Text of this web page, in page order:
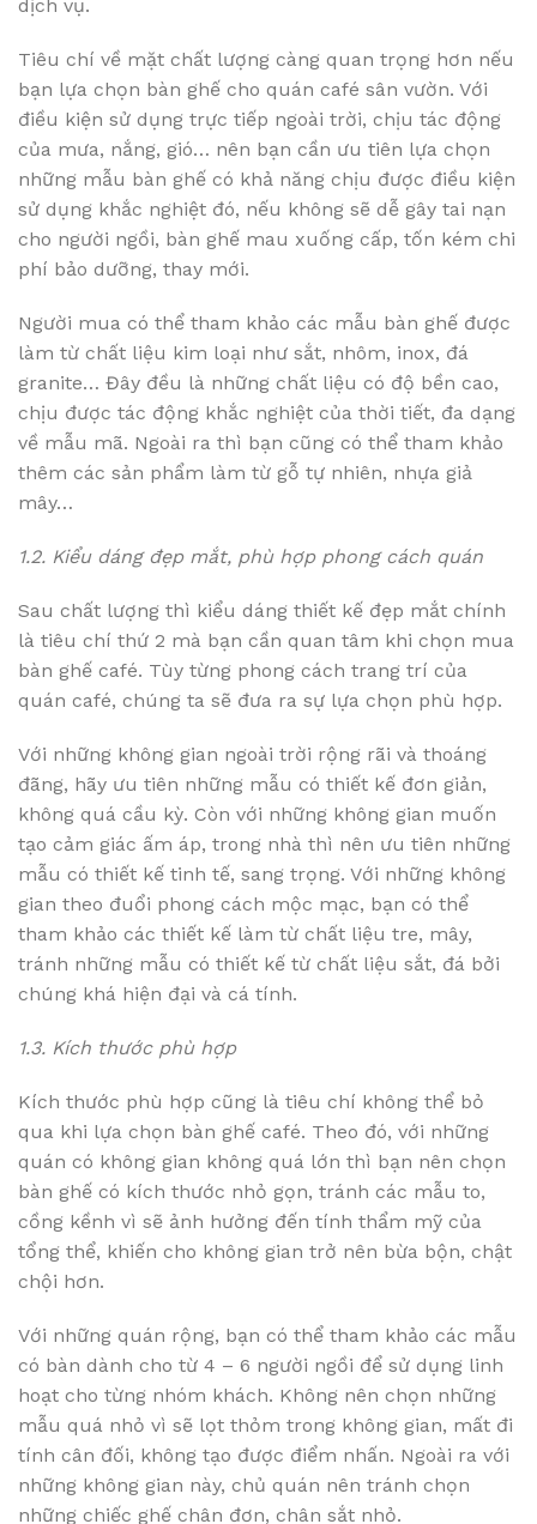
dịch vụ.
Tiêu chí về mặt chất lượng càng quan trọng hơn nếu
bạn lựa chọn bàn ghế cho quán café sân vườn. Với
điều kiện sử dụng trực tiếp ngoài trời, chịu tác động
của mưa, nắng, gió… nên bạn cần ưu tiên lựa chọn
những mẫu bàn ghế có khả năng chịu được điều kiện
sử dụng khắc nghiệt đó, nếu không sẽ dễ gây tai nạn
cho người ngồi, bàn ghế mau xuống cấp, tốn kém chi
phí bảo dưỡng, thay mới.
Người mua có thể tham khảo các mẫu bàn ghế được
làm từ chất liệu kim loại như sắt, nhôm, inox, đá
granite… Đây đều là những chất liệu có độ bền cao,
chịu được tác động khắc nghiệt của thời tiết, đa dạng
về mẫu mã. Ngoài ra thì bạn cũng có thể tham khảo
thêm các sản phẩm làm từ gỗ tự nhiên, nhựa giả
mây…
1.2. Kiểu dáng đẹp mắt, phù hợp phong cách quán
Sau chất lượng thì kiểu dáng thiết kế đẹp mắt chính
là tiêu chí thứ 2 mà bạn cần quan tâm khi chọn mua
bàn ghế café. Tùy từng phong cách trang trí của
quán café, chúng ta sẽ đưa ra sự lựa chọn phù hợp.
Với những không gian ngoài trời rộng rãi và thoáng
đãng, hãy ưu tiên những mẫu có thiết kế đơn giản,
không quá cầu kỳ. Còn với những không gian muốn
tạo cảm giác ấm áp, trong nhà thì nên ưu tiên những
mẫu có thiết kế tinh tế, sang trọng. Với những không
gian theo đuổi phong cách mộc mạc, bạn có thể
tham khảo các thiết kế làm từ chất liệu tre, mây,
tránh những mẫu có thiết kế từ chất liệu sắt, đá bởi
chúng khá hiện đại và cá tính.
1.3. Kích thước phù hợp
Kích thước phù hợp cũng là tiêu chí không thể bỏ
qua khi lựa chọn bàn ghế café. Theo đó, với những
quán có không gian không quá lớn thì bạn nên chọn
bàn ghế có kích thước nhỏ gọn, tránh các mẫu to,
cồng kềnh vì sẽ ảnh hưởng đến tính thẩm mỹ của
tổng thể, khiến cho không gian trở nên bừa bộn, chật
chội hơn.
Với những quán rộng, bạn có thể tham khảo các mẫu
có bàn dành cho từ 4 – 6 người ngồi để sử dụng linh
hoạt cho từng nhóm khách. Không nên chọn những
mẫu quá nhỏ vì sẽ lọt thỏm trong không gian, mất đi
tính cân đối, không tạo được điểm nhấn. Ngoài ra với
những không gian này, chủ quán nên tránh chọn
những chiếc ghế chân đơn, chân sắt nhỏ.